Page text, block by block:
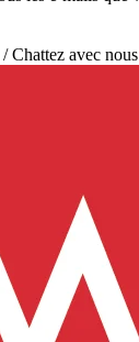
/Chattez avec nous